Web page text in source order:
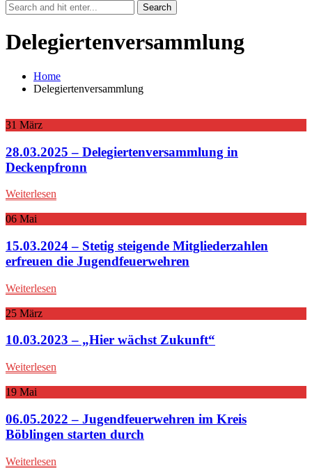
Delegiertenversammlung
Home
Delegiertenversammlung
31 März
28.03.2025 – Delegiertenversammlung in
Deckenpfronn
Weiterlesen
06 Mai
15.03.2024 – Stetig steigende Mitgliederzahlen
erfreuen die Jugendfeuerwehren
Weiterlesen
25 März
10.03.2023 – „Hier wächst Zukunft“
Weiterlesen
19 Mai
06.05.2022 – Jugendfeuerwehren im Kreis
Böblingen starten durch
Weiterlesen